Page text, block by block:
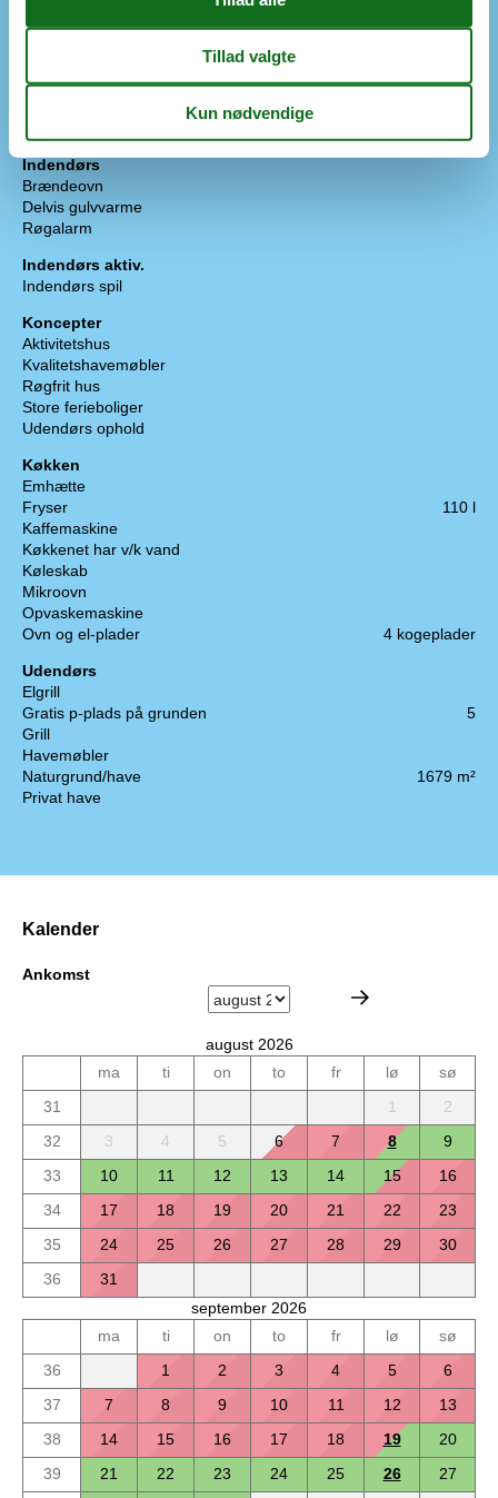
Golfbane
9,3 km
Padelbane
6 km
Indendørs
Brændeovn
Delvis gulvvarme
Røgalarm
Indendørs aktiv.
Indendørs spil
Koncepter
Aktivitetshus
Kvalitetshavemøbler
Røgfrit hus
Store ferieboliger
Udendørs ophold
Køkken
Emhætte
Fryser
110 l
Kaffemaskine
Køkkenet har v/k vand
Køleskab
Mikroovn
Opvaskemaskine
Ovn og el-plader
4 kogeplader
Udendørs
Elgrill
Gratis p-plads på grunden
5
Grill
Havemøbler
Naturgrund/have
1679 m²
Privat have
Kalender
Ankomst
august 2026
ma
ti on to fr lø
sø
31
1
2
32
3 4 5 6 7 8
9
33
10 11 12 13 14 15
16
34
17 18 19 20 21 22
23
35
24 25 26 27 28 29
30
36
31
september 2026
ma
ti on to fr lø
sø
36
1 2 3 4 5
6
37
7 8 9 10 11 12
13
38
14 15 16 17 18 19
20
39
21 22 23 24 25 26
27